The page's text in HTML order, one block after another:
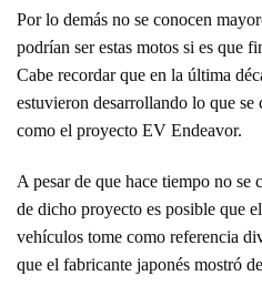
Por lo demás no se conocen
podrían ser estas motos si es que
Cabe recordar que en la última
estuvieron desarrollando lo que
como el proyecto EV Endeavor.
A pesar de que hace tiempo no se
de dicho proyecto es posible que
vehículos tome como referencia
que el fabricante japonés mostró